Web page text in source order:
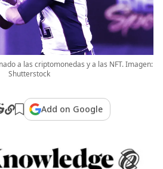
a las criptomonedas y a las NFT. Imagen:
Shutterstock
Add on Google